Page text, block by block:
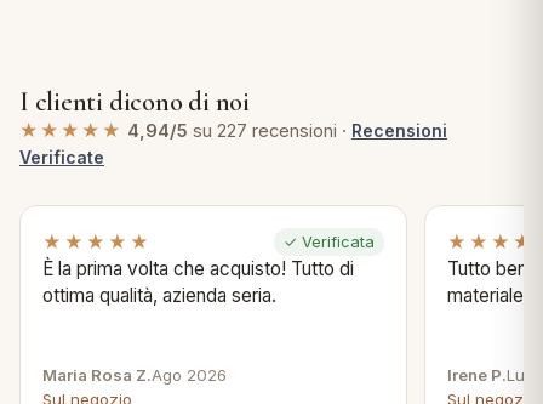
I clienti dicono di noi
★★★★★ 4,94/5 su 227 recensioni · Recensioni
Verificate
★★★★★ ✓ Verificata
È la prima volta che acquisto! Tutto di
ottima qualità, azienda seria.
Maria Rosa Z.Ago 2026
Sul negozio
Tutto bene
materiale .
Irene P.Lug
Sul negozio